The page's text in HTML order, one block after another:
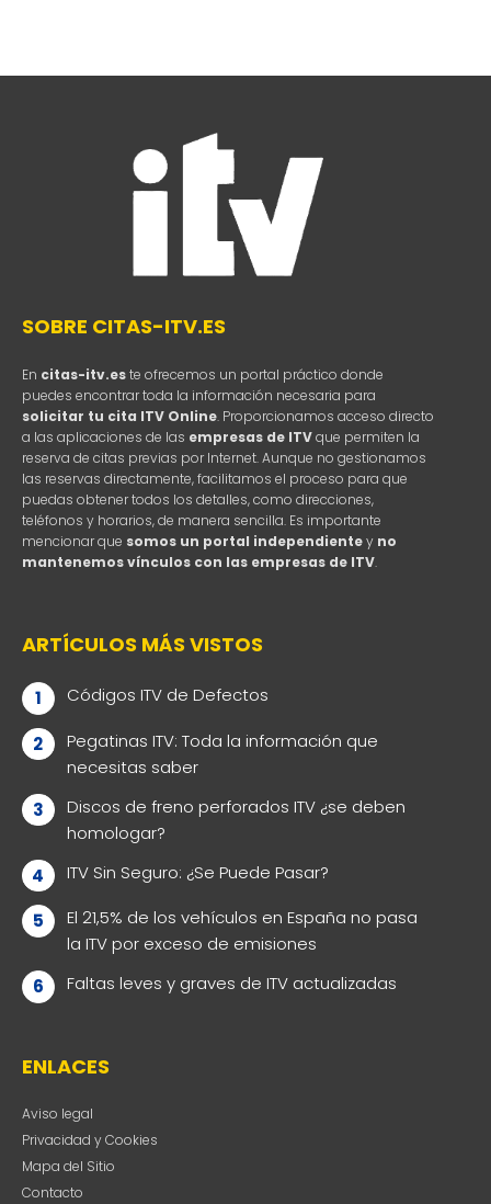
SOBRE CITAS-ITV.ES
En citas-itv.este ofrecemos un portal práctico donde
puedes encontrar toda la información necesaria para
solicitar tu cita ITV Online. Proporcionamos acceso directo
a las aplicaciones de las empresas de ITVque permiten la
reserva de citas previas por Internet. Aunque no gestionamos
las reservas directamente, facilitamos el proceso para que
puedas obtener todos los detalles, como direcciones,
teléfonos y horarios, de manera sencilla. Es importante
mencionar que somos un portal independientey no
mantenemos vínculos con las empresas de ITV.
ARTÍCULOS MÁS VISTOS
Códigos ITV de Defectos
Pegatinas ITV: Toda la información que
necesitas saber
Discos de freno perforados ITV ¿se deben
homologar?
ITV Sin Seguro: ¿Se Puede Pasar?
El 21,5% de los vehículos en España no pasa
la ITV por exceso de emisiones
Faltas leves y graves de ITV actualizadas
ENLACES
Aviso legal
Privacidad y Cookies
Mapa del Sitio
Contacto